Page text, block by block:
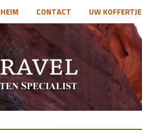
CONTACT UW KOFFERTJE